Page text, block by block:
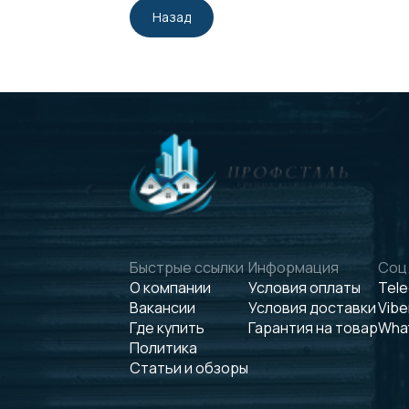
Назад
Быстрые ссылки
О компании
Вакансии
Где купить
Политика
Статьи и обзоры
Информация
Условия оплаты
Условия доставки
Гарантия на товар